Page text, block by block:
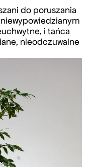
do poruszania
i tańca
nieodczuwalne